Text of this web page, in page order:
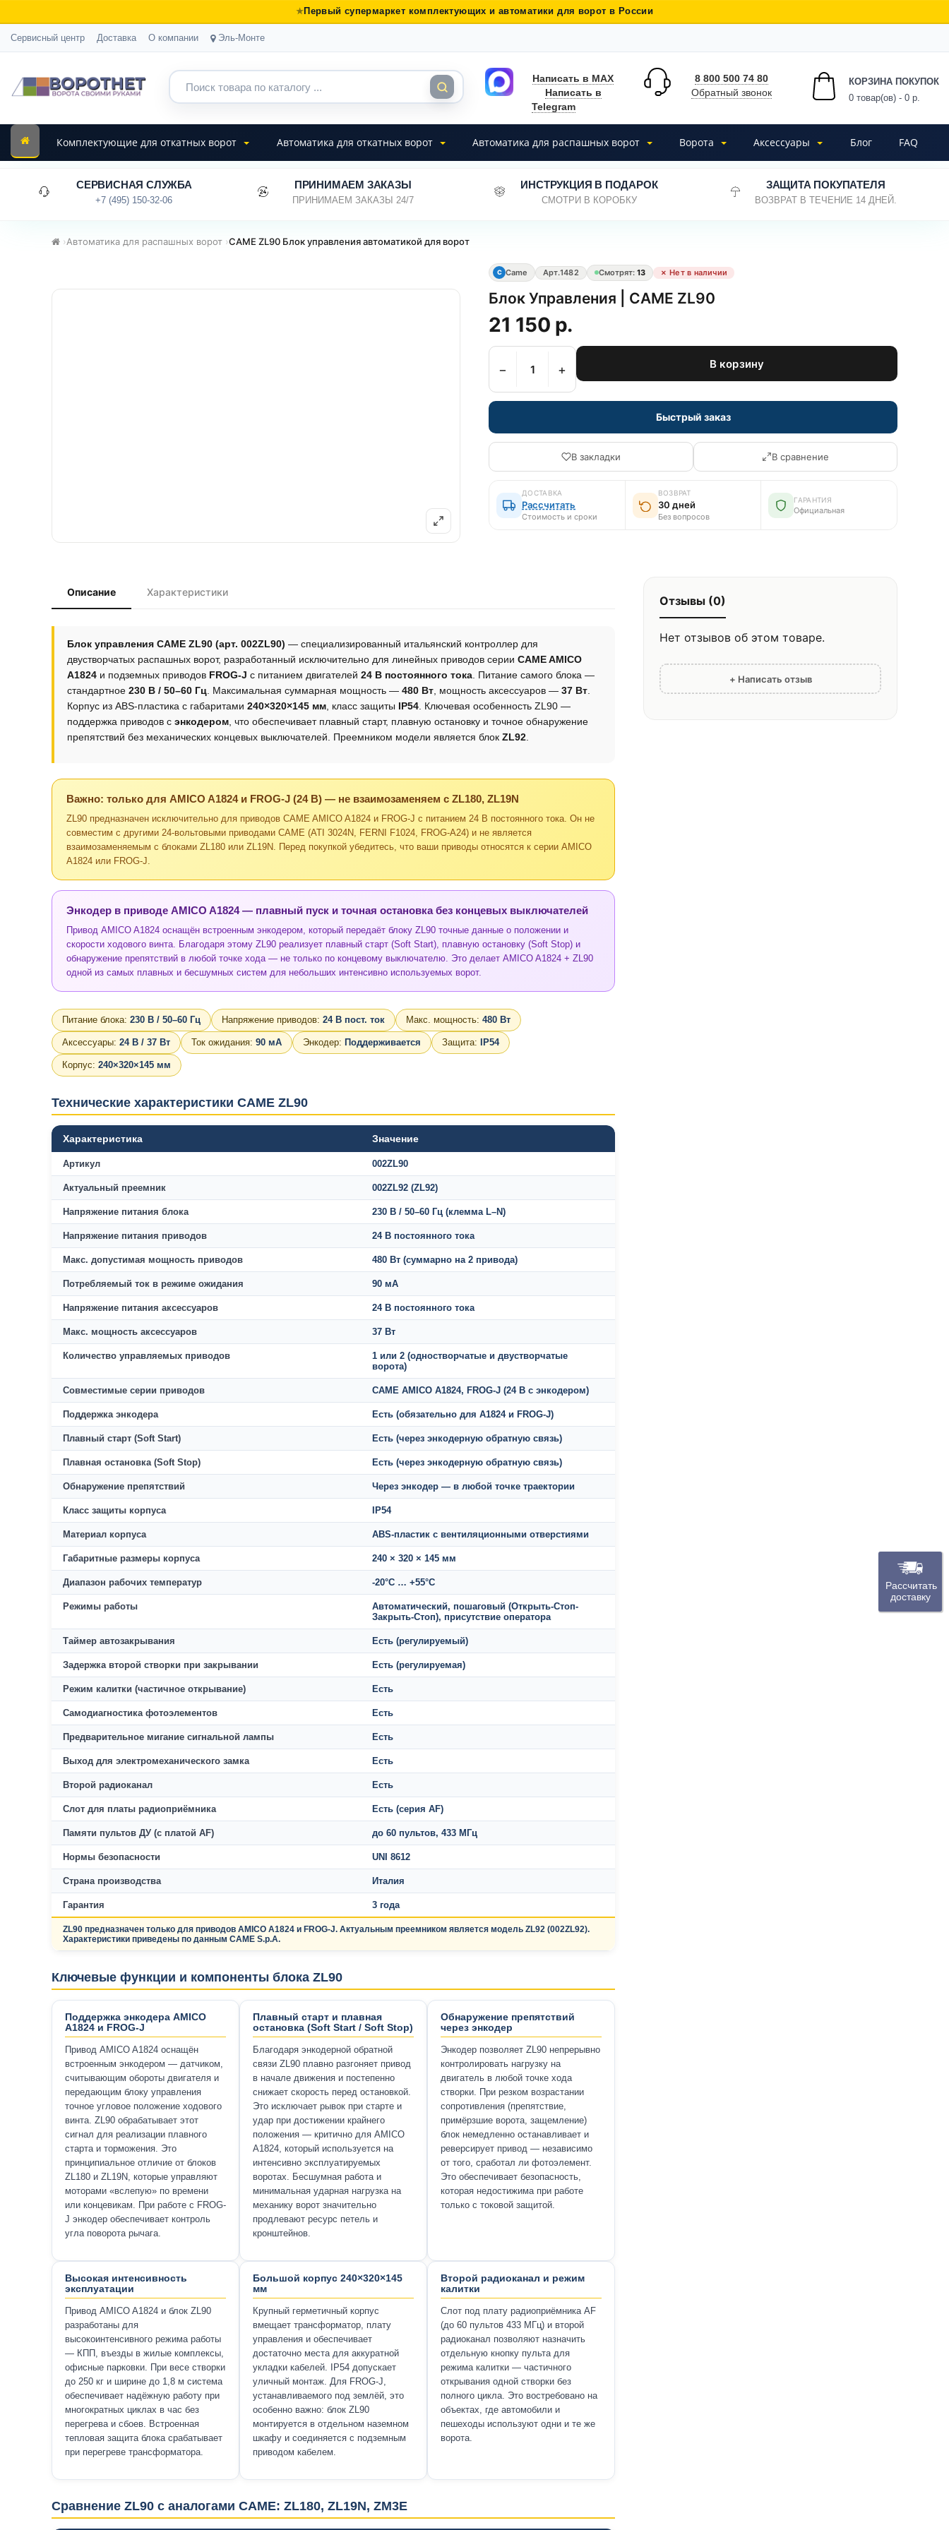
Первый супермаркет комплектующих и автоматики для ворот в России
Сервисный центр Доставка О компании Эль-Монте
Написать в MAX
Написать в
Telegram
8 800 500 74 80
Обратный звонок
КОРЗИНА ПОКУПОК
0 товар(ов) - 0 р.
Комплектующие для откатных ворот Автоматика для откатных ворот Автоматика для распашных ворот Ворота Аксессуары Блог FAQ
СЕРВИСНАЯ СЛУЖБА
+7 (495) 150-32-06
ПРИНИМАЕМ ЗАКАЗЫ
ПРИНИМАЕМ ЗАКАЗЫ 24/7
ИНСТРУКЦИЯ В ПОДАРОК
СМОТРИ В КОРОБКУ
ЗАЩИТА ПОКУПАТЕЛЯ
ВОЗВРАТ В ТЕЧЕНИЕ 14 ДНЕЙ.
›Автоматика для распашных ворот ›CAME ZL90 Блок управления автоматикой для ворот
C Came Арт.1482 Смотрят: 13 ✗ Нет в наличии
Блок Управления | CAME ZL90
21 150 р.
− + В корзину
Быстрый заказ
В закладки В сравнение
ДОСТАВКА
Рассчитать
Стоимость и сроки
ВОЗВРАТ
30 дней
Без вопросов
ГАРАНТИЯ
Официальная
Описание Характеристики
Блок управления CAME ZL90 (арт. 002ZL90) — специализированный итальянский контроллер для
двустворчатых распашных ворот, разработанный исключительно для линейных приводов серии CAME AMICO
A1824 и подземных приводов FROG-J с питанием двигателей 24 В постоянного тока . Питание самого блока —
стандартное 230 В / 50–60 Гц . Максимальная суммарная мощность — 480 Вт , мощность аксессуаров — 37 Вт
Корпус из ABS-пластика с габаритами 240×320×145 мм , класс защиты IP54 . Ключевая особенность ZL90 —
поддержка приводов с энкодером , что обеспечивает плавный старт, плавную остановку и точное обнаружение
препятствий без механических концевых выключателей. Преемником модели является блок ZL92
Важно: только для AMICO A1824 и FROG-J (24 В) — не взаимозаменяем с ZL180, ZL19N
ZL90 предназначен исключительно для приводов CAME AMICO A1824 и FROG-J с питанием 24 В постоянного тока. Он не
совместим с другими 24-вольтовыми приводами CAME (ATI 3024N, FERNI F1024, FROG-A24) и не является
взаимозаменяемым с блоками ZL180 или ZL19N. Перед покупкой убедитесь, что ваши приводы относятся к серии AMICO
A1824 или FROG-J.
Энкодер в приводе AMICO A1824 — плавный пуск и точная остановка без концевых выключателей
Привод AMICO A1824 оснащён встроенным энкодером, который передаёт блоку ZL90 точные данные о положении и
скорости ходового винта. Благодаря этому ZL90 реализует плавный старт (Soft Start), плавную остановку (Soft Stop) и
обнаружение препятствий в любой точке хода — не только по концевому выключателю. Это делает AMICO A1824 + ZL90
одной из самых плавных и бесшумных систем для небольших интенсивно используемых ворот.
Питание блока: 230 В / 50–60 Гц Напряжение приводов: 24 В пост. ток Макс. мощность: 480 Вт
Аксессуары: 24 В / 37 Вт Ток ожидания: 90 мА Энкодер: Поддерживается Защита: IP54
Корпус: 240×320×145 мм
Технические характеристики CAME ZL90
Характеристика Значение
Артикул 002ZL90
Актуальный преемник 002ZL92 (ZL92)
Напряжение питания блока 230 В / 50–60 Гц (клемма L–N)
Напряжение питания приводов 24 В постоянного тока
Макс. допустимая мощность приводов 480 Вт (суммарно на 2 привода)
Потребляемый ток в режиме ожидания 90 мА
Напряжение питания аксессуаров 24 В постоянного тока
Макс. мощность аксессуаров 37 Вт
Количество управляемых приводов
1 или 2 (одностворчатые и двустворчатые
ворота)
Совместимые серии приводов CAME AMICO A1824, FROG-J (24 В с энкодером)
Поддержка энкодера Есть (обязательно для A1824 и FROG-J)
Плавный старт (Soft Start) Есть (через энкодерную обратную связь)
Плавная остановка (Soft Stop) Есть (через энкодерную обратную связь)
Обнаружение препятствий Через энкодер — в любой точке траектории
Класс защиты корпуса IP54
Материал корпуса ABS-пластик с вентиляционными отверстиями
Габаритные размеры корпуса 240 × 320 × 145 мм
Диапазон рабочих температур -20°C … +55°C
Режимы работы
Автоматический, пошаговый (Открыть-Стоп-
Закрыть-Стоп), присутствие оператора
Таймер автозакрывания Есть (регулируемый)
Задержка второй створки при закрывании Есть (регулируемая)
Режим калитки (частичное открывание) Есть
Самодиагностика фотоэлементов Есть
Предварительное мигание сигнальной лампы Есть
Выход для электромеханического замка Есть
Второй радиоканал Есть
Слот для платы радиоприёмника Есть (серия AF)
Памяти пультов ДУ (с платой AF) до 60 пультов, 433 МГц
Нормы безопасности UNI 8612
Страна производства Италия
Гарантия 3 года
ZL90 предназначен только для приводов AMICO A1824 и FROG-J. Актуальным преемником является модель ZL92 (002ZL92).
Характеристики приведены по данным CAME S.p.A.
Ключевые функции и компоненты блока ZL90
Поддержка энкодера AMICO
A1824 и FROG-J
Привод AMICO A1824 оснащён
встроенным энкодером — датчиком,
считывающим обороты двигателя и
передающим блоку управления
точное угловое положение ходового
винта. ZL90 обрабатывает этот
сигнал для реализации плавного
старта и торможения. Это
принципиальное отличие от блоков
ZL180 и ZL19N, которые управляют
моторами «вслепую» по времени
или концевикам. При работе с FROG-
J энкодер обеспечивает контроль
угла поворота рычага.
Плавный старт и плавная
остановка (Soft Start / Soft Stop)
Благодаря энкодерной обратной
связи ZL90 плавно разгоняет привод
в начале движения и постепенно
снижает скорость перед остановкой.
Это исключает рывок при старте и
удар при достижении крайнего
положения — критично для AMICO
A1824, который используется на
интенсивно эксплуатируемых
воротах. Бесшумная работа и
минимальная ударная нагрузка на
механику ворот значительно
продлевают ресурс петель и
кронштейнов.
Обнаружение препятствий
через энкодер
Энкодер позволяет ZL90 непрерывно
контролировать нагрузку на
двигатель в любой точке хода
створки. При резком возрастании
сопротивления (препятствие,
примёрзшие ворота, защемление)
блок немедленно останавливает и
реверсирует привод — независимо
от того, сработал ли фотоэлемент.
Это обеспечивает безопасность,
которая недостижима при работе
только с токовой защитой.
Высокая интенсивность
эксплуатации
Привод AMICO A1824 и блок ZL90
разработаны для
высокоинтенсивного режима работы
— КПП, въезды в жилые комплексы,
офисные парковки. При весе створки
до 250 кг и ширине до 1,8 м система
обеспечивает надёжную работу при
многократных циклах в час без
перегрева и сбоев. Встроенная
тепловая защита блока срабатывает
при перегреве трансформатора.
Большой корпус 240×320×145
мм
Крупный герметичный корпус
вмещает трансформатор, плату
управления и обеспечивает
достаточно места для аккуратной
укладки кабелей. IP54 допускает
уличный монтаж. Для FROG-J,
устанавливаемого под землёй, это
особенно важно: блок ZL90
монтируется в отдельном наземном
шкафу и соединяется с подземным
приводом кабелем.
Второй радиоканал и режим
калитки
Слот под плату радиоприёмника AF
(до 60 пультов 433 МГц) и второй
радиоканал позволяют назначить
отдельную кнопку пульта для
режима калитки — частичного
открывания одной створки без
полного цикла. Это востребовано на
объектах, где автомобили и
пешеходы используют одни и те же
ворота.
Сравнение ZL90 с аналогами CAME: ZL180, ZL19N, ZM3E
Отзывы (0)
Нет отзывов об этом товаре.
+ Написать отзыв
Рассчитать
доставку